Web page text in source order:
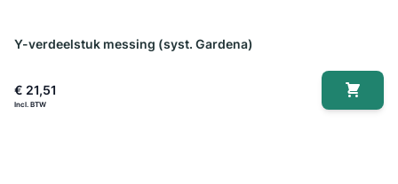
Y-verdeelstuk messing (syst. Gardena)
€ 21,51